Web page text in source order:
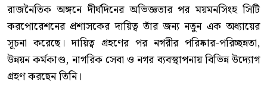
রাজনৈতিক অঙ্গনে দীর্ঘদিনের অভিজ্ঞতার পর ময়মনসিংহ সিটি
করপোরেশনের প্রশাসকের দায়িত্ব তাঁর জন্য নতুন এক অধ্যায়ের
সূচনা করেছে। দায়িত্ব গ্রহণের পর নগরীর পরিষ্কার-পরিচ্ছন্নতা,
উন্নয়ন কর্মকাণ্ড, নাগরিক সেবা ও নগর ব্যবস্থাপনায় বিভিন্ন উদ্যোগ
গ্রহণ করছেন তিনি।